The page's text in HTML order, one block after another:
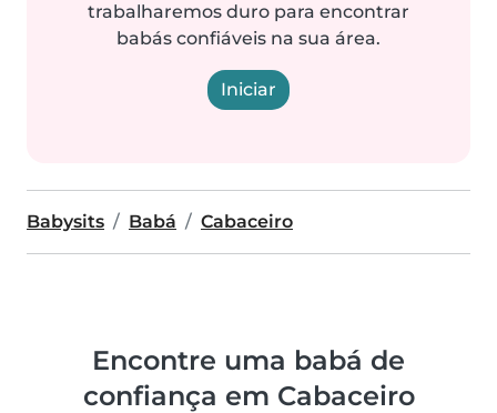
trabalharemos duro para encontrar
babás confiáveis na sua área.
Iniciar
Babysits Babá Cabaceiro
Encontre uma babá de
confiança em Cabaceiro